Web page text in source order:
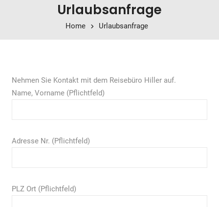
Urlaubsanfrage
Home Urlaubsanfrage
Nehmen Sie Kontakt mit dem Reisebüro Hiller auf.
Name, Vorname (Pflichtfeld)
Adresse Nr. (Pflichtfeld)
PLZ Ort (Pflichtfeld)